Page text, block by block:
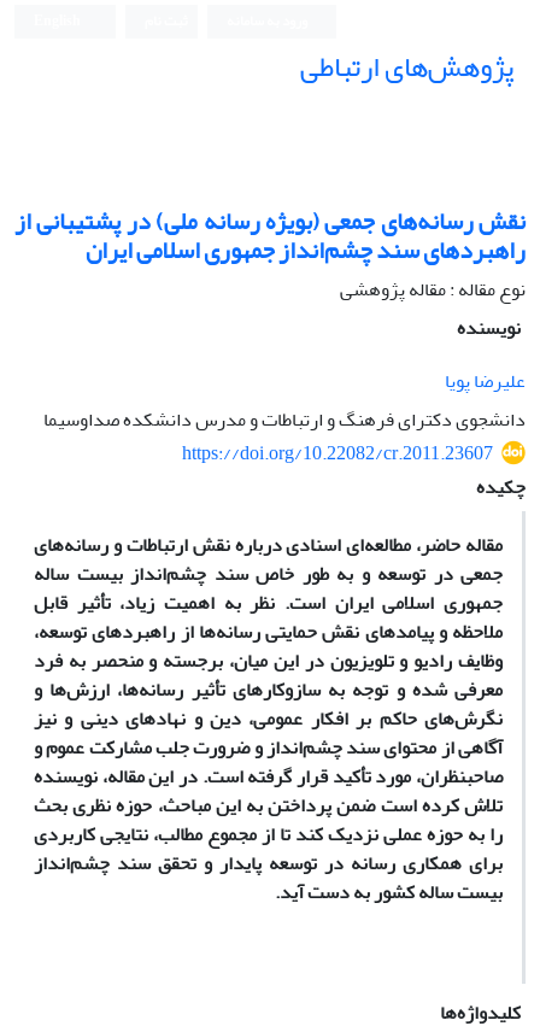
پژوهش‌های ارتباطی
نقش رسانه‌های جمعی (بویژه رسانه ملی) در پشتیبانی از
راهبردهای سند چشم‌انداز جمهوری اسلامی ایران
نوع مقاله : مقاله پژوهشی
نویسنده
علیرضا پویا
دانشجوی دکترای فرهنگ و ارتباطات و مدرس دانشکده صداوسیما
https://doi.org/10.22082/cr.2011.23607
چکیده
مقاله حاضر، مطالعه‌ای اسنادی درباره نقش ارتباطات و رسانه‌های
جمعی در توسعه و به طور خاص سند چشم‌انداز بیست ساله
جمهوری اسلامی ایران است. نظر به اهمیت زیاد، تأثیر قابل
ملاحظه و پیامدهای نقش حمایتی رسانه‌ها از راهبردهای توسعه،
وظایف رادیو و تلویزیون در این میان، برجسته و منحصر به فرد
معرفی شده و توجه به سازوکار‌های تأثیر رسانه‌ها، ارزش‌ها و
نگرش‌های حاکم بر افکار عمومی، دین و نهادهای دینی و نیز
آگاهی از محتوای سند چشم‌انداز و ضرورت جلب مشارکت عموم و
صاحبنظران، مورد تأکید قرار گرفته است. در این مقاله، نویسنده
تلاش کرده است ضمن پرداختن به این مباحث، حوزه نظری بحث
را به حوزه عملی نزدیک کند تا از مجموع مطالب، نتایجی کاربردی
برای همکاری رسانه در توسعه پایدار و تحقق سند چشم‌انداز
بیست ‌ساله کشور به دست آید.
کلیدواژه‌ها